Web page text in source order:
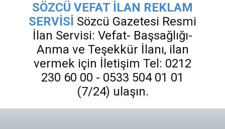
SÖZCÜ VEFAT İLAN REKLAM
SERVİSİ Sözcü Gazetesi Resmi
İlan Servisi: Vefat- Başsağlığı-
Anma ve Teşekkür İlanı, ilan
vermek için İletişim Tel: 0212
230 60 00 - 0533 504 01 01
(7/24) ulaşın.